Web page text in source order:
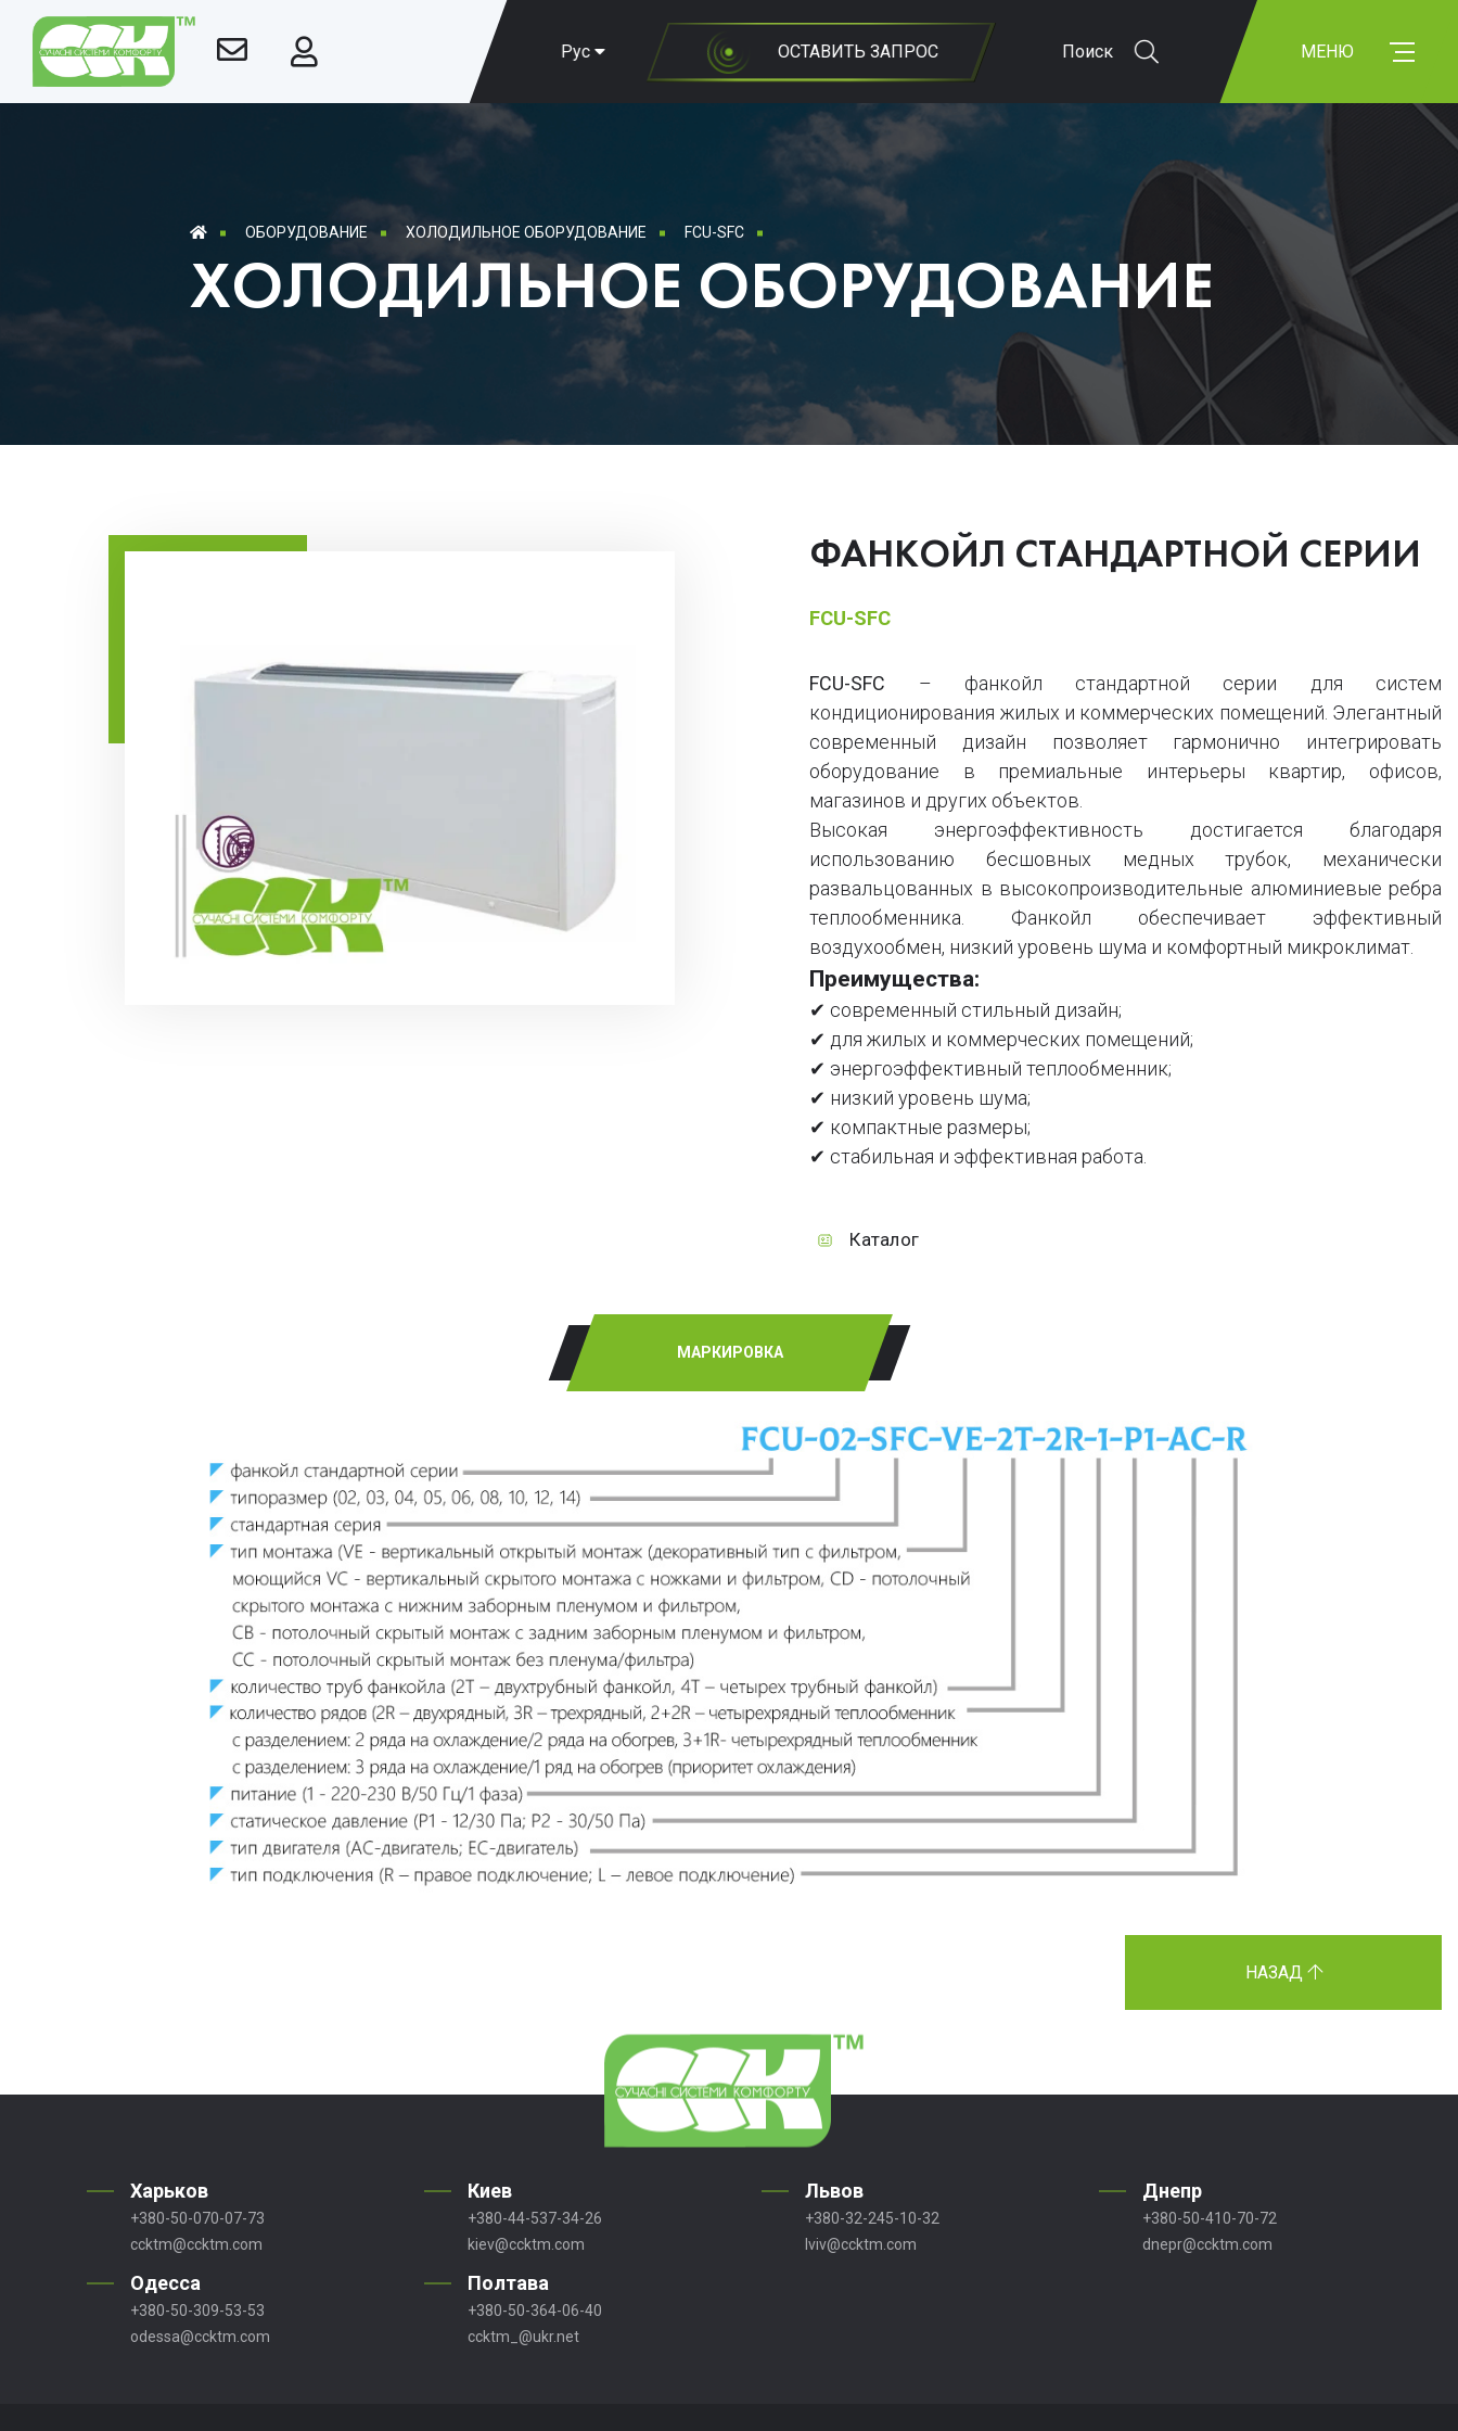
Рус ОСТАВИТЬ ЗАПРОС Поиск МЕНЮ
ОБОРУДОВАНИЕ ХОЛОДИЛЬНОЕ ОБОРУДОВАНИЕ FCU-SFC
ХОЛОДИЛЬНОЕ ОБОРУДОВАНИЕ
ФАНКОЙЛ СТАНДАРТНОЙ СЕРИИ
FCU-SFC
FCU-SFC – фанкойл стандартной серии для систем
кондиционирования жилых и коммерческих помещений. Элегантный
современный дизайн позволяет гармонично интегрировать
оборудование в премиальные интерьеры квартир, офисов,
магазинов и других объектов.
Высокая энергоэффективность достигается благодаря
использованию бесшовных медных трубок, механически
развальцованных в высокопроизводительные алюминиевые ребра
теплообменника. Фанкойл обеспечивает эффективный
воздухообмен, низкий уровень шума и комфортный микроклимат.
Преимущества:
✔ современный стильный дизайн;
✔ для жилых и коммерческих помещений;
✔ энергоэффективный теплообменник;
✔ низкий уровень шума;
✔ компактные размеры;
✔ стабильная и эффективная работа.
Каталог
МАРКИРОВКА
НАЗАД
Харьков
+380-50-070-07-73
ccktm@ccktm.com
Киев
+380-44-537-34-26
kiev@ccktm.com
Львов
+380-32-245-10-32
lviv@ccktm.com
Днепр
+380-50-410-70-72
dnepr@ccktm.com
Одесса
+380-50-309-53-53
odessa@ccktm.com
Полтава
+380-50-364-06-40
ccktm_@ukr.net